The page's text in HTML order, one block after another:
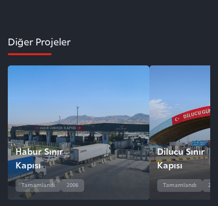
Diğer Projeler
Habur Sınır
Kapısı
Tamamlandı 2006
Dilucu Sınır
Kapısı
Tamamlandı